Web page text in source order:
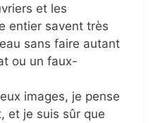
et les
entier savent très
sans faire autant
ou un faux-
images, je pense
et je suis sûr que